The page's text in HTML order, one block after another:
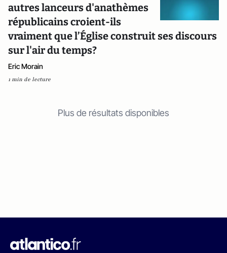
autres lanceurs d'anathèmes
républicains croient-ils
vraiment que l’Église construit ses discours
sur l'air du temps?
Eric Morain
1 min de lecture
Plus de résultats disponibles